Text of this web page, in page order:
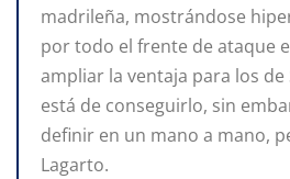
madrileña, mostrándose
por todo el frente de ataque
ampliar la ventaja para los
está de conseguirlo, sin
definir en un mano a mano,
Lagarto.